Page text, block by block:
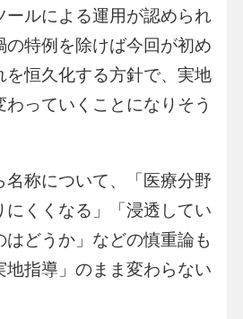
ールによる運用が認められ
の特例を除けば今回が初め
を恒久化する方針で、実地
っていくことになりそう
名称について、「医療分野
にくくなる」「浸透してい
はどうか」などの慎重論も
地指導」のまま変わらない